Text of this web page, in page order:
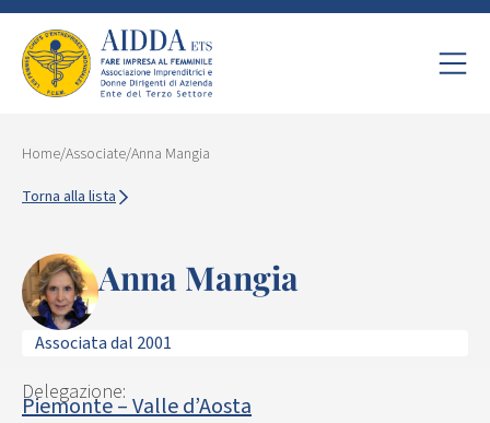
Home/Associate/Anna Mangia
Torna alla lista
Anna Mangia
Associata dal 2001
Delegazione:
Piemonte – Valle d’Aosta